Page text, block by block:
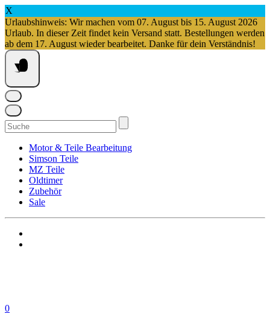
X
Urlaubshinweis: Wir machen vom 07. August bis 15. August 2026
Urlaub. In dieser Zeit findet kein Versand statt. Bestellungen werden
ab dem 17. August wieder bearbeitet. Danke für dein Verständnis!
Springe
zum
Inhalt
Suchen
nach:
Motor & Teile Bearbeitung
Simson Teile
MZ Teile
Oldtimer
Zubehör
Sale
0